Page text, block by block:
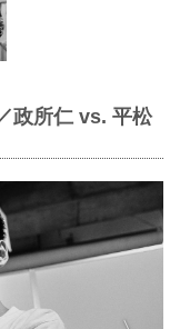
政所仁 vs. 平松